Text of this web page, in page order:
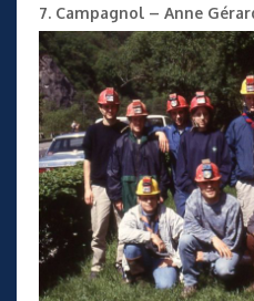
7. Campagnol – Anne